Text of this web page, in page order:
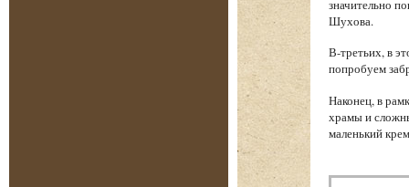
значительно
Шухова.
В-третьих, в
попробуем
Наконец, в
храмы и
маленький